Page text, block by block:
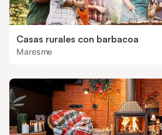
Casas rurales con barbacoa
Maresme